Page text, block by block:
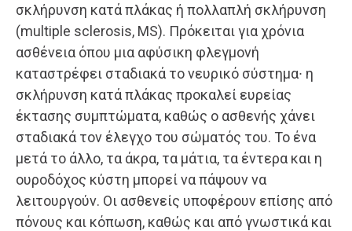
σκλήρυνση κατά πλάκας ή πολλαπλή σκλήρυνση
(multiple sclerosis, MS). Πρόκειται για χρόνια
ασθένεια όπου μια αφύσικη φλεγμονή
καταστρέφει σταδιακά το νευρικό σύστημα∙ η
σκλήρυνση κατά πλάκας προκαλεί ευρείας
έκτασης συμπτώματα, καθώς ο ασθενής χάνει
σταδιακά τον έλεγχο του σώματός του. Το ένα
μετά το άλλο, τα άκρα, τα μάτια, τα έντερα και η
ουροδόχος κύστη μπορεί να πάψουν να
λειτουργούν. Οι ασθενείς υποφέρουν επίσης από
πόνους και κόπωση, καθώς και από γνωστικά και